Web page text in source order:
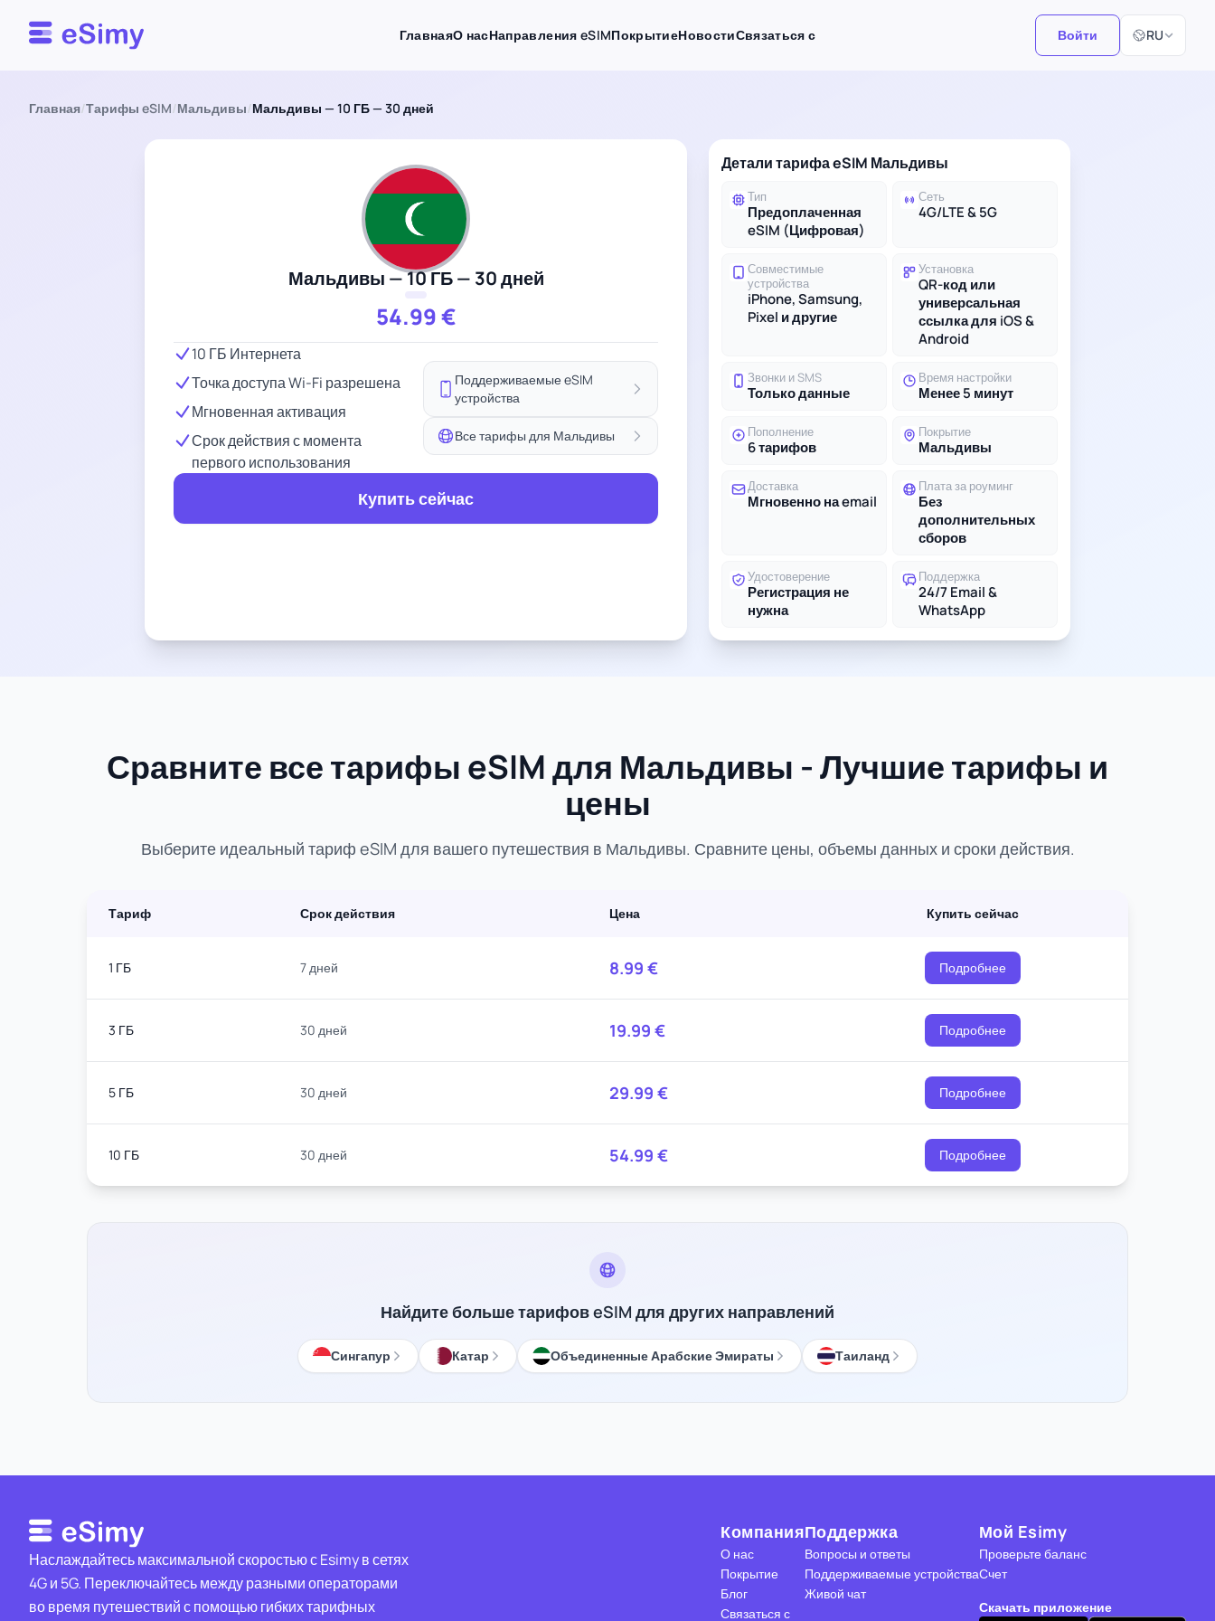
Esimy ГлавнаяО насНаправления eSIMПокрытиеНовостиСвязаться с Войти RU
Выберите
Главная/Тарифы eSIM/Мальдивы/Мальдивы — 10 ГБ — 30 дней
Мальдивы — 10 ГБ — 30 дней
54.99€
10 ГБ Интернета
Точка доступа Wi-Fi разрешена
Мгновенная активация
Срок действия с момента
первого использования
Поддерживаемые eSIM
устройства
Все тарифы для Мальдивы
Купить сейчас
Детали тарифа eSIM Мальдивы
Тип
Предоплаченная
eSIM (Цифровая)
Сеть
4G/LTE & 5G
Совместимые
устройства
iPhone, Samsung,
Pixel и другие
Установка
QR-код или
универсальная
ссылка для iOS &
Android
Звонки и SMS
Только данные
Время настройки
Менее 5 минут
Пополнение
6 тарифов
Покрытие
Мальдивы
Доставка
Мгновенно на email
Плата за роуминг
Без
дополнительных
сборов
Удостоверение
Регистрация не
нужна
Поддержка
24/7 Email &
WhatsApp
Сравните все тарифы eSIM для Мальдивы - Лучшие тарифы и
цены
Выберите идеальный тариф eSIM для вашего путешествия в Мальдивы. Сравните цены, объемы данных и сроки действия.
Тариф Срок действия Цена Купить сейчас
1 ГБ 7 дней 8.99 € Подробнее
3 ГБ 30 дней 19.99 € Подробнее
5 ГБ 30 дней 29.99 € Подробнее
10 ГБ 30 дней 54.99 € Подробнее
Найдите больше тарифов eSIM для других направлений
Сингапур Катар Объединенные Арабские Эмираты Таиланд
Наслаждайтесь максимальной скоростью с Esimy в сетях
4G и 5G. Переключайтесь между разными операторами
во время путешествий с помощью гибких тарифных
Компания
О нас
Покрытие
Блог
Связаться с
Поддержка
Вопросы и ответы
Поддерживаемые устройства
Живой чат
Мой Esimy
Проверьте баланс
Счет
Скачать приложение